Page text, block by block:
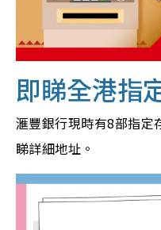
即睇全港指
滙豐銀行現時有8部指定
睇詳細地址。